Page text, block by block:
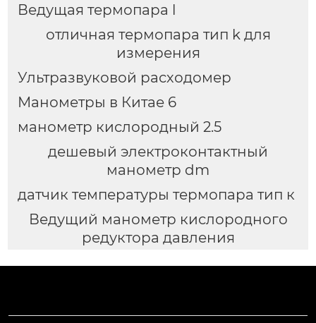
Ведущая термопара l
отличная термопара тип k для
измерения
Ультразвуковой расходомер
Манометры в Китае 6
манометр кислородный 2.5
дешевый электроконтактный
манометр dm
датчик температуры термопара тип к
Ведущий манометр кислородного
редуктора давления